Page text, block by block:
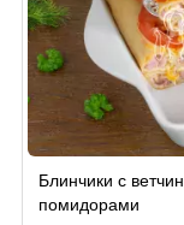
Блинчики с
помидорами